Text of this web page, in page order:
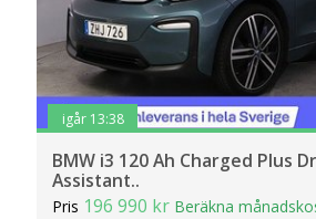
igår 13:38
BMW i3 120 Ah Charged Plus
Assistant..
Pris 196 990 kr Beräkna